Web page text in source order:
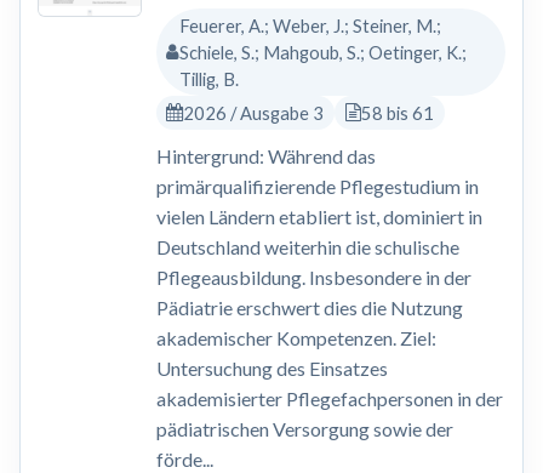
Feuerer, A.; Weber, J.; Steiner, M.;
Schiele, S.; Mahgoub, S.; Oetinger, K.;
Tillig, B.
2026 / Ausgabe 3
58 bis 61
Hintergrund: Während das
primärqualifizierende Pflegestudium in
vielen Ländern etabliert ist, dominiert in
Deutschland weiterhin die schulische
Pflegeausbildung. Insbesondere in der
Pädiatrie erschwert dies die Nutzung
akademischer Kompetenzen. Ziel:
Untersuchung des Einsatzes
akademisierter Pflegefachpersonen in der
pädiatrischen Versorgung sowie der
förde...